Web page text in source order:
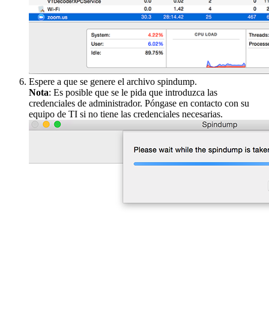
Espere a que se genere el archivo spindump.
Nota: Es posible que se le pida que introduzca las
credenciales de administrador. Póngase en contacto con su
equipo de TI si no tiene las credenciales necesarias.